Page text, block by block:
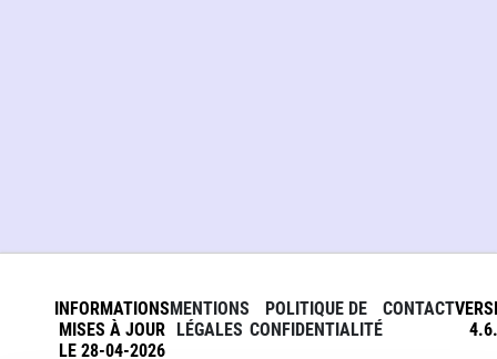
INFORMATIONS
MISES À JOUR
LE 28-04-2026
MENTIONS
LÉGALES
POLITIQUE DE
CONFIDENTIALITÉ
CONTACT